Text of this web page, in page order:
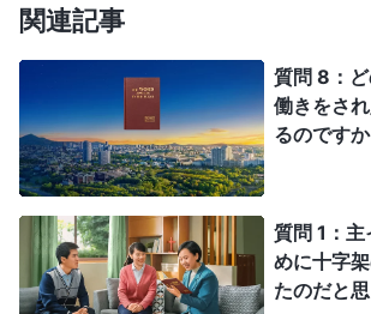
関連記事
質問 8：
働きをさ
るのです
質問 1：
めに十字
たのだと